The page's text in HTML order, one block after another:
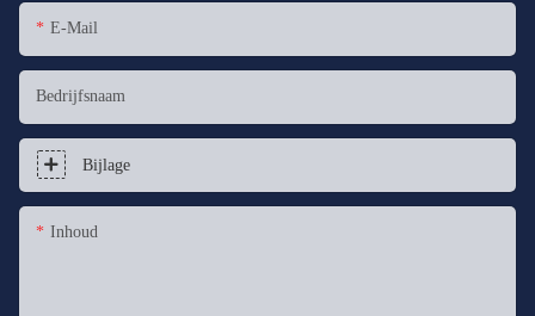
E-Mail
Bedrijfsnaam
Bijlage
Inhoud